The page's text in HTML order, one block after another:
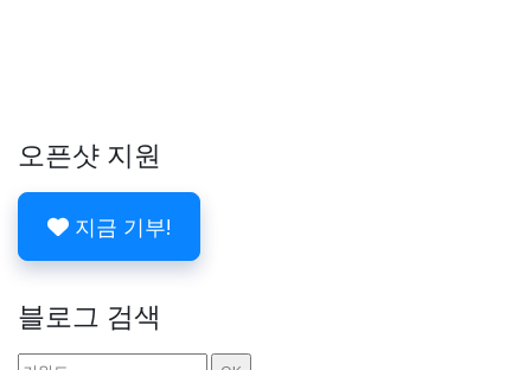
오픈샷 지원
지금 기부!
블로그 검색